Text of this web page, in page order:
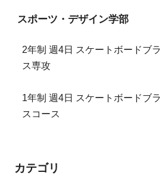
スポーツ・デザイン学部
2年制 週4日 スケートボードブ
ス専攻
1年制 週4日 スケートボードブ
スコース
カテゴリ